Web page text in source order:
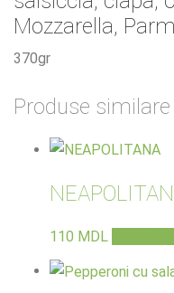
Mozzarella,
370gr
Produse similare
110 MDL